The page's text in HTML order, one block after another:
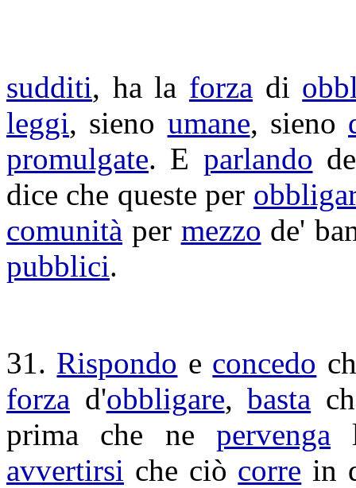
sudditi, ha la forza di
leggi, sieno umane, sieno
promulgate. E parlando
dice che queste per
comunità per mezzo de'
pubblici.
31. Rispondo e concedo
forza d'obbligare,basta
prima che nepervenga
avvertirsi che ciò corre in